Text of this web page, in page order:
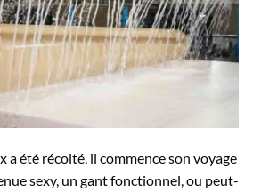
a été récolté, il commence son voyage
sexy, un gant fonctionnel, ou peut-